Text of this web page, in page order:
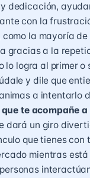
dedicación,
con la
la mayoría
gracias a la
lo logra al primer o
y dile que
a intentarlo
te acompañe
dará un giro
que tienes con
mientras